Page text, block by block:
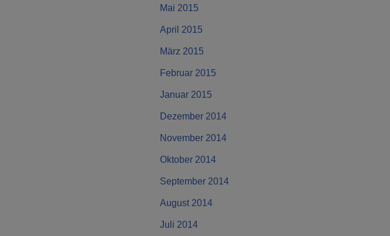
Mai 2015
April 2015
März 2015
Februar 2015
Januar 2015
Dezember 2014
November 2014
Oktober 2014
September 2014
August 2014
Juli 2014